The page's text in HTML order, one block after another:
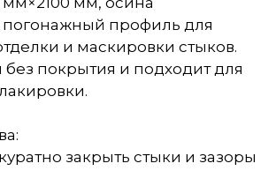
профиль для
и маскировки стыков.
без покрытия и подходит для
закрыть стыки и зазоры